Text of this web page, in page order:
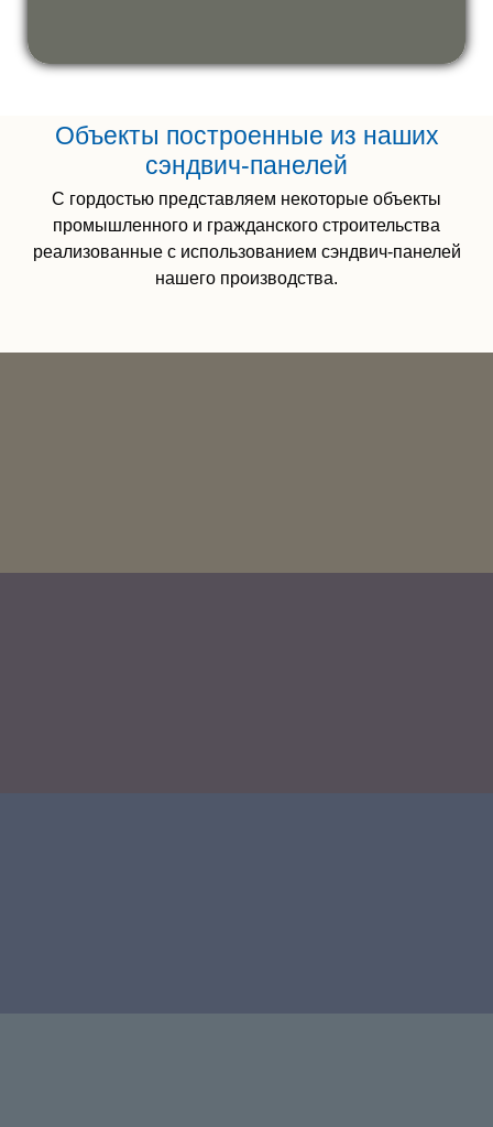
Объекты построенные из наших
сэндвич-панелей
С гордостью представляем некоторые объекты
промышленного и гражданского строительства
реализованные с использованием сэндвич-панелей
нашего производства.